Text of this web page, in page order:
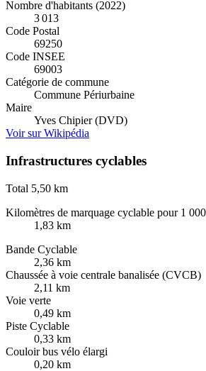
Nombre d'habitants (2022)
3 013
Code Postal
69250
Code INSEE
69003
Catégorie de commune
Commune Périurbaine
Maire
Yves Chipier (DVD)
Voir sur Wikipédia
Infrastructures cyclables
Total 5,50 km
Kilomètres de marquage cyclable pour 1
1,83 km
Bande Cyclable
2,36 km
Chaussée à voie centrale banalisée (CVCB)
2,11 km
Voie verte
0,49 km
Piste Cyclable
0,33 km
Couloir bus vélo élargi
0,20 km